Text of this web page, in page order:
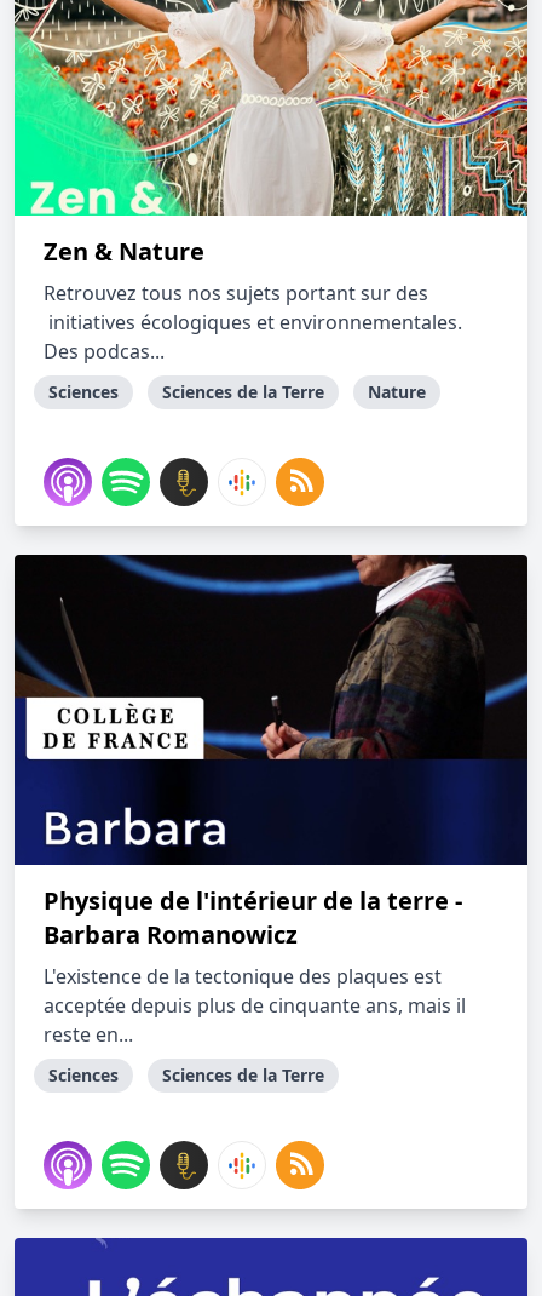
Zen & Nature
Retrouvez tous nos sujets portant sur des
initiatives écologiques et environnementales.
Des podcas...
Sciences Sciences de la Terre Nature
Physique de l'intérieur de la terre -
Barbara Romanowicz
L'existence de la tectonique des plaques est
acceptée depuis plus de cinquante ans, mais il
reste en...
Sciences Sciences de la Terre